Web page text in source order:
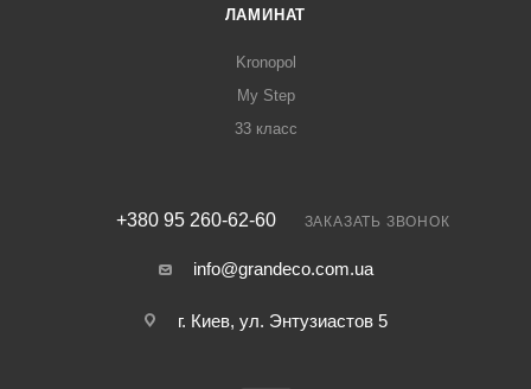
ЛАМИНАТ
Kronopol
My Step
33 класс
+380 95 260-62-60 ЗАКАЗАТЬ ЗВОНОК
info@grandeco.com.ua
г. Киев, ул. Энтузиастов 5